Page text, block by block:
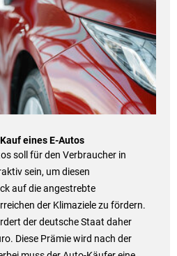
eines E-Autos
soll für den Verbraucher in
sein, um diesen
auf die angestrebte
der Klimaziele zu fördern.
der deutsche Staat daher
Diese Prämie wird nach der